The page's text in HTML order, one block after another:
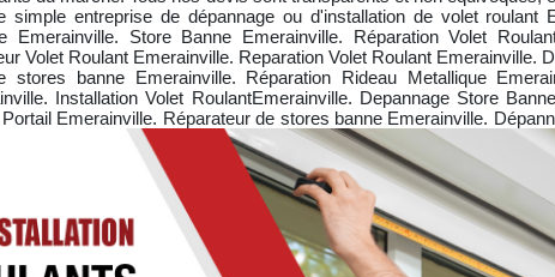
entreprise de dépannage ou d'installation de volet roulant
Store Banne Emerainville. Réparation Volet
Volet Roulant Emerainville. Reparation Volet Roulant Emerainville.
stores banne Emerainville. Réparation Rideau Metallique
Installation Volet RoulantEmerainville. Depannage Store
Emerainville. Réparateur de stores banne Emerainville.